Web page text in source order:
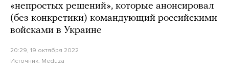
«непростых решений», которые анонсировал
(без конкретики) командующий российскими
войсками в Украине
20:29, 19 октября 2022
Источник: Meduza